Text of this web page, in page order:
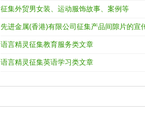
征集外贸男女装、运动服饰故事、案例等
先进金属(香港)有限公司征集产品间隙片的宣
语言精灵征集教育服务类文章
语言精灵征集英语学习类文章